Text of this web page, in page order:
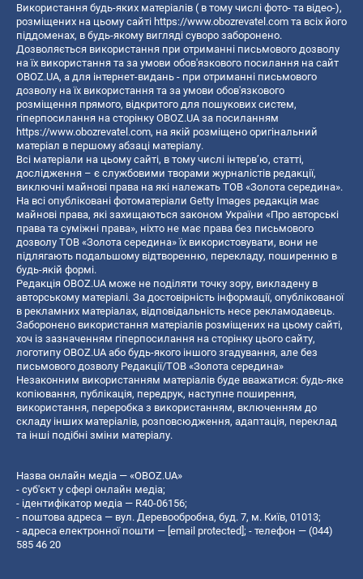
Використання будь-яких матеріалів ( в тому числі фото- та відео-),
розміщених на цьому сайті https://www.obozrevatel.com та всіх його
піддоменах, в будь-якому вигляді суворо заборонено.
Дозволяється використання при отриманні письмового дозволу
на їх використання та за умови обов'язкового посилання на сайт
OBOZ.UA, а для інтернет-видань - при отриманні письмового
дозволу на їх використання та за умови обов'язкового
розміщення прямого, відкритого для пошукових систем,
гіперпосилання на сторінку OBOZ.UA за посиланням
https://www.obozrevatel.com, на якій розміщено оригінальний
матеріал в першому абзаці матеріалу.
Всі матеріали на цьому сайті, в тому числі інтерв’ю, статті,
дослідження – є службовими творами журналістів редакції,
виключні майнові права на які належать ТОВ «Золота середина».
На всі опубліковані фотоматеріали Getty Images редакція має
майнові права, які захищаються законом України «Про авторські
права та суміжні права», ніхто не має права без письмового
дозволу ТОВ «Золота середина» їх використовувати, вони не
підлягають подальшому відтворенню, перекладу, поширенню в
будь-якій формі.
Редакція OBOZ.UA може не поділяти точку зору, викладену в
авторському матеріалі. За достовірність інформації, опублікованої
в рекламних матеріалах, відповідальність несе рекламодавець.
Заборонено використання матеріалів розміщених на цьому сайті,
хоч із зазначенням гіперпосилання на сторінку цього сайту,
логотипу OBOZ.UA або будь-якого іншого згадування, але без
письмового дозволу Редакції/ТОВ «Золота середина»
Незаконним використанням матеріалів буде вважатися: будь-яке
копiювання, публiкацiя, передрук, наступне поширення,
використання, переробка з використанням, включенням до
складу інших матеріалів, розповсюдження, адаптація, переклад
та інші подібні зміни матеріалу.
Назва онлайн медіа — «OBOZ.UA»
- суб'єкт у сфері онлайн медіа;
- ідентифікатор медіа — R40-06156;
- поштова адреса — вул. Деревообробна, буд. 7, м. Київ, 01013;
- адреса електронної пошти — [email protected]; - телефон — (044)
585 46 20